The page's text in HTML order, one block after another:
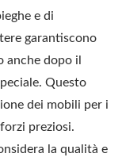
e di
garantiscono
anche dopo il
Questo
dei mobili per i
preziosi.
la qualità e